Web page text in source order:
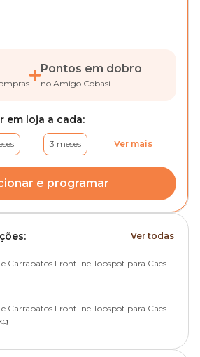
Pontos em dobro
no Amigo Cobasi
em loja a cada:
3 meses Ver mais
e programar
Ver todas
Carrapatos Frontline Topspot para Cães
Carrapatos Frontline Topspot para Cães